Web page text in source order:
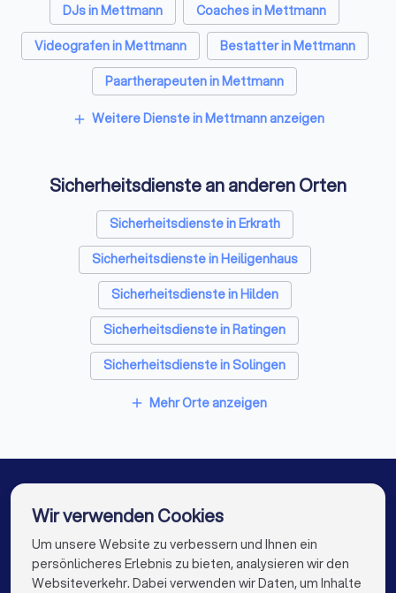
DJs in Mettmann
Coaches in Mettmann
Videografen in Mettmann
Bestatter in Mettmann
Paartherapeuten in Mettmann
Freie Redner in Mettmann
add Weitere Dienste in Mettmann anzeigen
Sicherheitsdienste an anderen Orten
Sicherheitsdienste in Erkrath
Sicherheitsdienste in Heiligenhaus
Sicherheitsdienste in Hilden
Sicherheitsdienste in Ratingen
Sicherheitsdienste in Solingen
Sicherheitsdienste in Velbert
Westfalen)
Sicherheitsdienste in Remscheid
Sicherheitsdienste in Berlin
add Mehr Orte anzeigen
Die besten Sicherheitsdienste für Sie
Wir verwenden Cookies
Um unsere Website zu verbessern und Ihnen ein
persönlicheres Erlebnis zu bieten, analysieren wir den
Websiteverkehr. Dabei verwenden wir Daten, um Inhalte